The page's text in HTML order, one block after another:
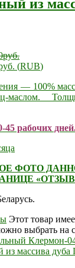
из
руб.
(RUB)
— 100%
маслом.
45 рабочих
ФОТО
Этот товар
выбрать на